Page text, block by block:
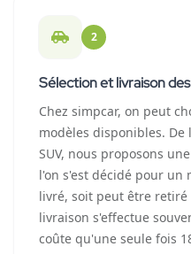
2
Sélection et livraison
Chez simpcar, on peut
modèles disponibles.
SUV, nous proposons
l'on s'est décidé pour un
livré, soit peut être retiré
livraison s'effectue
coûte qu'une seule fois